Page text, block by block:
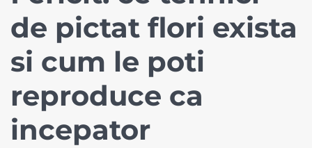
de pictat flori exista
si cum le poti
reproduce ca
incepator